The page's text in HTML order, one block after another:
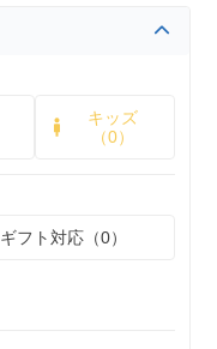
キッズ
（0）
ギフト対応（0）